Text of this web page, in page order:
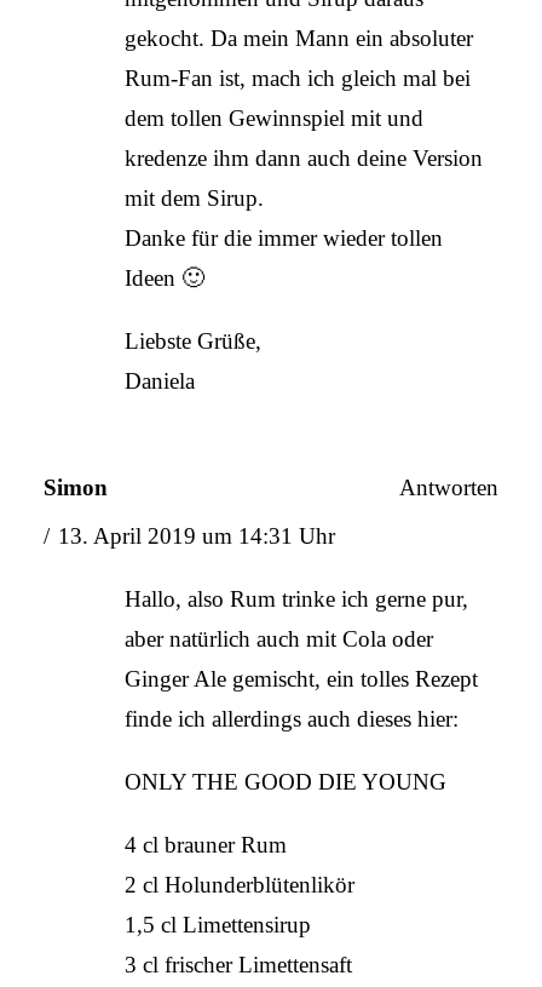
gekocht. Da mein Mann ein absoluter
Rum-Fan ist, mach ich gleich mal bei
dem tollen Gewinnspiel mit und
kredenze ihm dann auch deine Version
mit dem Sirup.
Danke für die immer wieder tollen
Ideen 🙂
Liebste Grüße,
Daniela
Simon
13. April 2019 um 14:31 Uhr
Hallo, also Rum trinke ich gerne pur,
aber natürlich auch mit Cola oder
Ginger Ale gemischt, ein tolles Rezept
finde ich allerdings auch dieses hier:
ONLY THE GOOD DIE YOUNG
4 cl brauner Rum
2 cl Holunderblütenlikör
1,5 cl Limettensirup
3 cl frischer Limettensaft
Antworten